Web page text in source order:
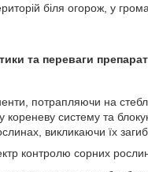
біля огорож, у
та переваги
потрапляючи на
кореневу систему та
викликаючи їх
контролю сорних